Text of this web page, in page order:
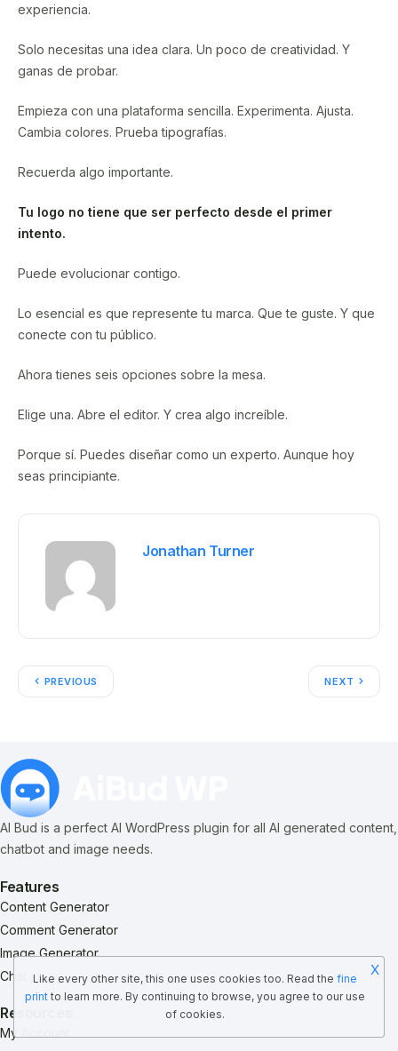
experiencia.
Solo necesitas una idea clara. Un poco de creatividad. Y
ganas de probar.
Empieza con una plataforma sencilla. Experimenta. Ajusta.
Cambia colores. Prueba tipografías.
Recuerda algo importante.
Tu logo no tiene que ser perfecto desde el primer
intento.
Puede evolucionar contigo.
Lo esencial es que represente tu marca. Que te guste. Y que
conecte con tu público.
Ahora tienes seis opciones sobre la mesa.
Elige una. Abre el editor. Y crea algo increíble.
Porque sí. Puedes diseñar como un experto. Aunque hoy
seas principiante.
Jonathan Turner
PREVIOUS NEXT
AI Bud is a perfect AI WordPress plugin for all AI generated content,
chatbot and image needs.
Features
Content Generator
Comment Generator
Image Generator
Chat
Resources
My Account
Like every other site, this one uses cookies too. Read the fine
printto learn more. By continuing to browse, you agree to our use
of cookies.
X